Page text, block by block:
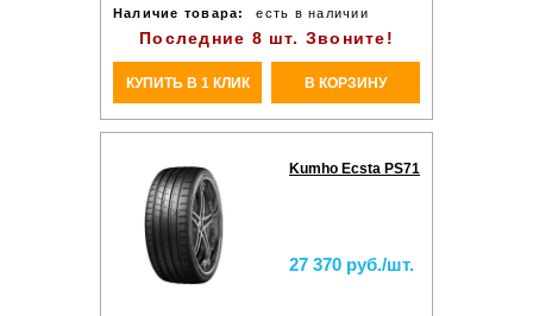
Наличие товара:
есть в наличии
Последние 8 шт. Звоните!
КУПИТЬ В 1 КЛИК В КОРЗИНУ
Kumho Ecsta PS71
27 370 руб./шт.